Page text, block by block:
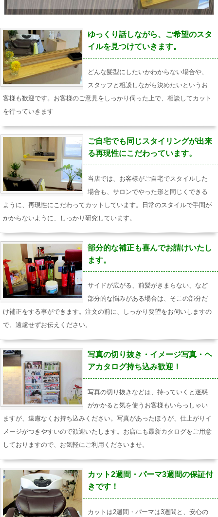
ゆっくり話しながら、ご希望のスタ
イルを見つけていきます。
どんな髪型にしたいかわからない場合や、
スタッフと相談しながら決めたいというお
客様も歓迎です。お客様のご意見をしっかり伺った上で、相談してカット
を行っていきます
ご自宅でも同じスタイリングが出来
る再現性にこだわっています。
当店では、お客様がご自宅でスタイルした
場合も、サロンでやった形と同じくできる
ように、再現性にこだわってカットしています。日常のスタイルで手間が
かからないように、しっかり研究しています。
部分的な補正も喜んでお請けいたし
ます。
サイドが広がる、前髪がきまらない、など
部分的な悩みがある場合は、そこの部分だ
け補正をする事ができます。注文の前に、しっかり要望をお伺いしますの
で、遠慮せずお伝えください。
写真の切り抜き・イメージ写真・ヘ
アカタログ持ち込み歓迎！
写真の切り抜きなどは、持っていくと迷惑
がかかると気を使うお客様もいらっしゃい
ますが、遠慮なくお持ち込みください。写真があったほうが、仕上がりイ
メージがつきやすいので歓迎いたします。お店にも最新カタログをご用意
しておりますので、お気軽にご利用くださいませ。
カット2週間・パーマ3週間の保証付
きです！
カットは2週間・パーマは3週間と、安心の